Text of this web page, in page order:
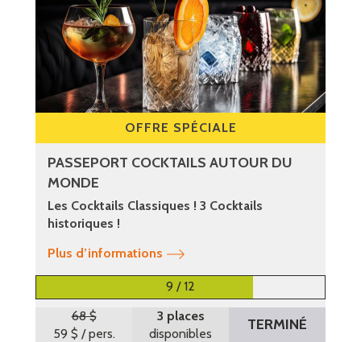
OFFRE SPÉCIALE
PASSEPORT COCKTAILS AUTOUR DU
MONDE
Les Cocktails Classiques ! 3 Cocktails
historiques !
Plus d’informations
9 / 12
68 $
59 $ / pers.
3 places
disponibles
TERMINÉ